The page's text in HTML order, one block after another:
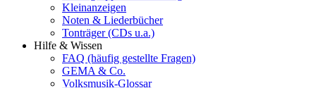
Kleinanzeigen
Noten & Liederbücher
Tonträger (CDs u.a.)
Hilfe & Wissen
FAQ (häufig gestellte Fragen)
GEMA & Co.
Volksmusik-Glossar